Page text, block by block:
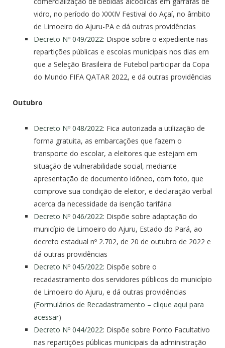
vidro, no período do XXXIV Festival do Açaí, no âmbito
de Limoeiro do Ajuru-PA e dá outras providências
Decreto Nº 049/2022: Dispõe sobre o expediente nas
repartições públicas e escolas municipais nos dias em
que a Seleção Brasileira de Futebol participar da Copa
do Mundo FIFA QATAR 2022, e dá outras providências
Outubro
Decreto Nº 048/2022: Fica autorizada a utilização de
forma gratuita, as embarcações que fazem o
transporte do escolar, a eleitores que estejam em
situação de vulnerabilidade social, mediante
apresentação de documento idôneo, com foto, que
comprove sua condição de eleitor, e declaração verbal
acerca da necessidade da isenção tarifária
Decreto Nº 046/2022: Dispõe sobre adaptação do
município de Limoeiro do Ajuru, Estado do Pará, ao
decreto estadual nº 2.702, de 20 de outubro de 2022 e
dá outras providências
Decreto Nº 045/2022: Dispõe sobre o
recadastramento dos servidores públicos do município
de Limoeiro do Ajuru, e dá outras providências
(Formulários de Recadastramento – clique aqui para
acessar)
Decreto Nº 044/2022: Dispõe sobre Ponto Facultativo
nas repartições públicas municipais da administração